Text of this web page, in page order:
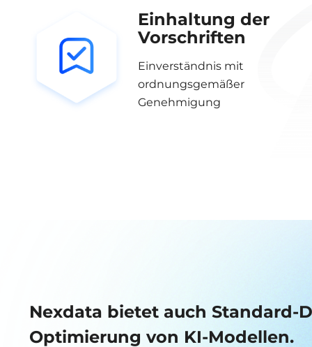
Einhaltung der
Vorschriften
Einverständnis mit
ordnungsgemäßer
Genehmigung
Nexdata bietet auch Standard-
Optimierung von KI-Modellen.